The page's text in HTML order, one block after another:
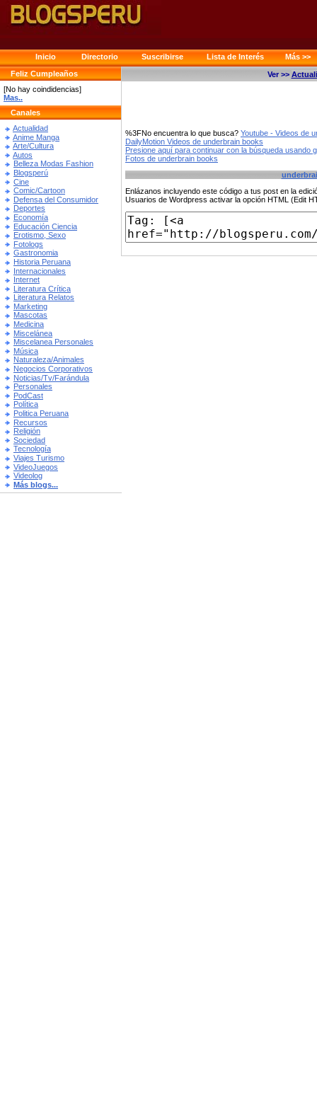
Inicio Directorio Suscribirse Lista de Interés
Más >>
Feliz Cumpleaños
[No hay coindidencias]
Mas..
Canales
Actualidad
Anime Manga
Arte/Cultura
Autos
Belleza Modas Fashion
Blogsperú
Cine
Comic/Cartoon
Defensa del Consumidor
Deportes
Economía
Educación Ciencia
Erotismo, Sexo
Fotologs
Gastronomia
Historia Peruana
Internacionales
Internet
Literatura Crítica
Literatura Relatos
Marketing
Mascotas
Medicina
Miscelánea
Miscelanea Personales
Música
Naturaleza/Animales
Negocios Corporativos
Noticias/Tv/Farándula
Personales
PodCast
Política
Politica Peruana
Recursos
Religión
Sociedad
Tecnología
Viajes Turismo
VideoJuegos
Videolog
Más blogs...
Ver >>
%3FNo encuentra lo que busca? Youtube - Videos de
DailyMotion Videos de underbrain books
Presione aquí para continuar con la búsqueda usando
Fotos de underbrain books
Enlázanos incluyendo este código a tus post en la
Usuarios de Wordpress activar la opción HTML (Edit